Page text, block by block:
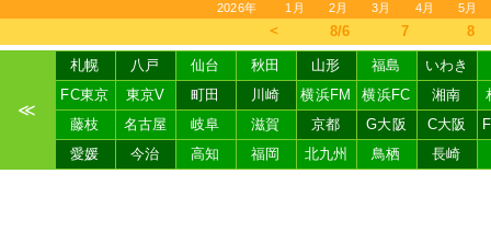
2026年 1月 2月 3月 4月 5月
＜ 8/6 7 8
≪
札幌 八戸 仙台 秋田 山形 福島
いわき
FC東京
東京V 町田 川崎 横浜FM 横浜FC 湘南
藤枝
名古屋 岐阜 滋賀 京都 G大阪 C大阪
愛媛
今治 高知 福岡 北九州 鳥栖 長崎